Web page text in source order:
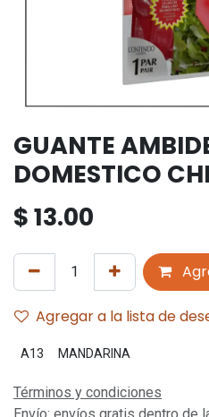
GUANTE
DOMESTICO
$13.00
Agregar a la lista de
A13 MANDARINA
Términos y condiciones
Envío: envíos gratis dentro de